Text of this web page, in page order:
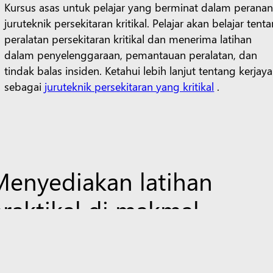
Kursus asas untuk pelajar yang berminat dalam peranan
juruteknik persekitaran kritikal. Pelajar akan belajar
peralatan persekitaran kritikal dan menerima latihan
dalam penyelenggaraan, pemantauan peralatan, dan
tindak balas insiden. Ketahui lebih lanjut tentang kerjaya
sebagai juruteknik persekitaran yang kritikal .
latihan
di makmal